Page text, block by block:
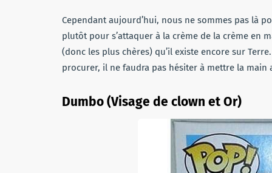
Cependant aujourd’hui, nous ne sommes pas là
plutôt pour s’attaquer à la crème de la crème en
(donc les plus chères) qu’il existe encore sur
procurer, il ne faudra pas hésiter à mettre la main
Dumbo (Visage de clown et Or)